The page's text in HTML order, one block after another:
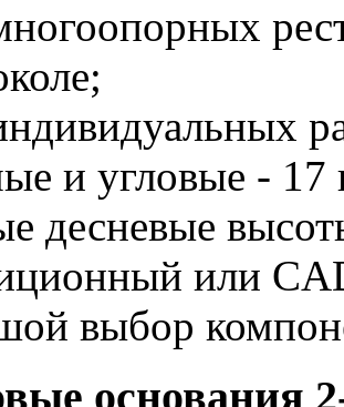
и угловые - 17
десневые
или
выбор
основания